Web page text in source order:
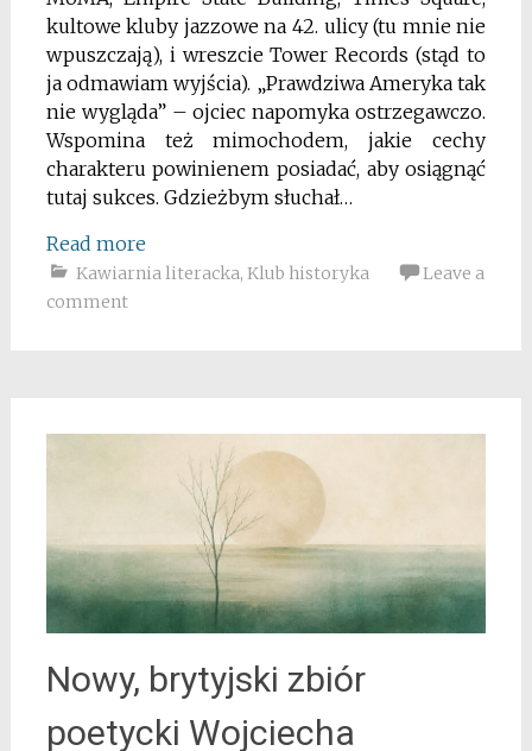
kultowe kluby jazzowe na 42. ulicy (tu mnie nie
wpuszczają), i wreszcie Tower Records (stąd to
ja odmawiam wyjścia). „Prawdziwa Ameryka tak
nie wygląda” – ojciec napomyka ostrzegawczo.
Wspomina też mimochodem, jakie cechy
charakteru powinienem posiadać, aby osiągnąć
tutaj sukces. Gdzieżbym słuchał…
Read more
Kawiarnia literacka, Klub historyka
Leave a
comment
Nowy, brytyjski zbiór
poetycki Wojciecha